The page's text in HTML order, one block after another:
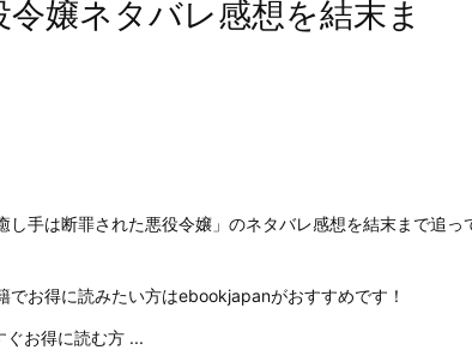
嬢ネタバレ感想を結末ま
し手は断罪された悪役令嬢」のネタバレ感想を結末まで追っ
でお得に読みたい方はebookjapanがおすすめです！
お得に読む方 ...